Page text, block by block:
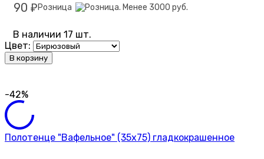
90 ₽ Розница
В наличии 17 шт.
Цвет:
В корзину
-42%
Полотенце "Вафельное" (35х75) гладкокрашенное